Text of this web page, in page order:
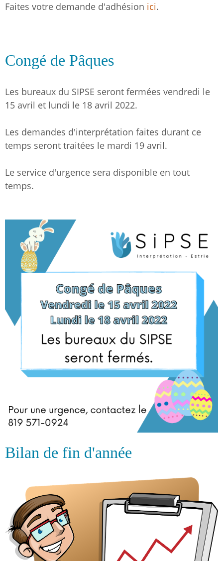
Faites votre demande d'adhésion ici.
Congé de Pâques
Les bureaux du SIPSE seront fermées vendredi le
15 avril et lundi le 18 avril 2022.
Les demandes d'interprétation faites durant ce
temps seront traitées le mardi 19 avril.
Le service d'urgence sera disponible en tout
temps.
Bilan de fin d'année